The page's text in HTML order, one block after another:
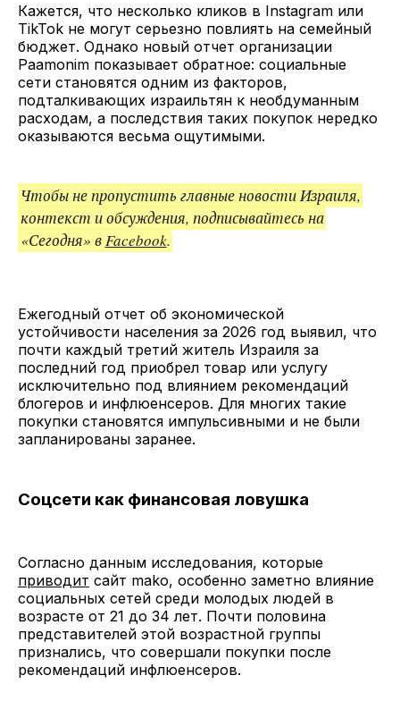
Кажется, что несколько кликов в Instagram или
TikTok не могут серьезно повлиять на семейный
бюджет. Однако новый отчет организации
Paamonim показывает обратное: социальные
сети становятся одним из факторов,
подталкивающих израильтян к необдуманным
расходам, а последствия таких покупок нередко
оказываются весьма ощутимыми.
Чтобы не пропустить главные новости Израиля,
контекст и обсуждения, подписывайтесь на
«Сегодня» вFacebook.
Ежегодный отчет об экономической
устойчивости населения за 2026 год выявил, что
почти каждый третий житель Израиля за
последний год приобрел товар или услугу
исключительно под влиянием рекомендаций
блогеров и инфлюенсеров. Для многих такие
покупки становятся импульсивными и не были
запланированы заранее.
Соцсети как финансовая ловушка
Согласно данным исследования, которые
приводит сайт mako, особенно заметно влияние
социальных сетей среди молодых людей в
возрасте от 21 до 34 лет. Почти половина
представителей этой возрастной группы
признались, что совершали покупки после
рекомендаций инфлюенсеров.